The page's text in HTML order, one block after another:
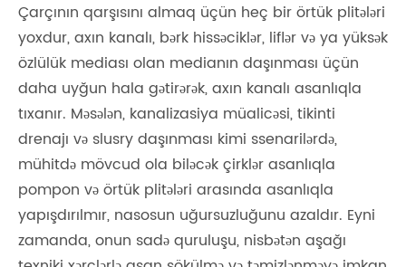
Çarçının qarşısını almaq üçün heç bir örtük plitələri
yoxdur, axın kanalı, bərk hissəciklər, liflər və ya yüksək
özlülük mediası olan medianın daşınması üçün
daha uyğun hala gətirərək, axın kanalı asanlıqla
tıxanır. Məsələn, kanalizasiya müalicəsi, tikinti
drenajı və slusry daşınması kimi ssenarilərdə,
mühitdə mövcud ola biləcək çirklər asanlıqla
pompon və örtük plitələri arasında asanlıqla
yapışdırılmır, nasosun uğursuzluğunu azaldır. Eyni
zamanda, onun sadə quruluşu, nisbətən aşağı